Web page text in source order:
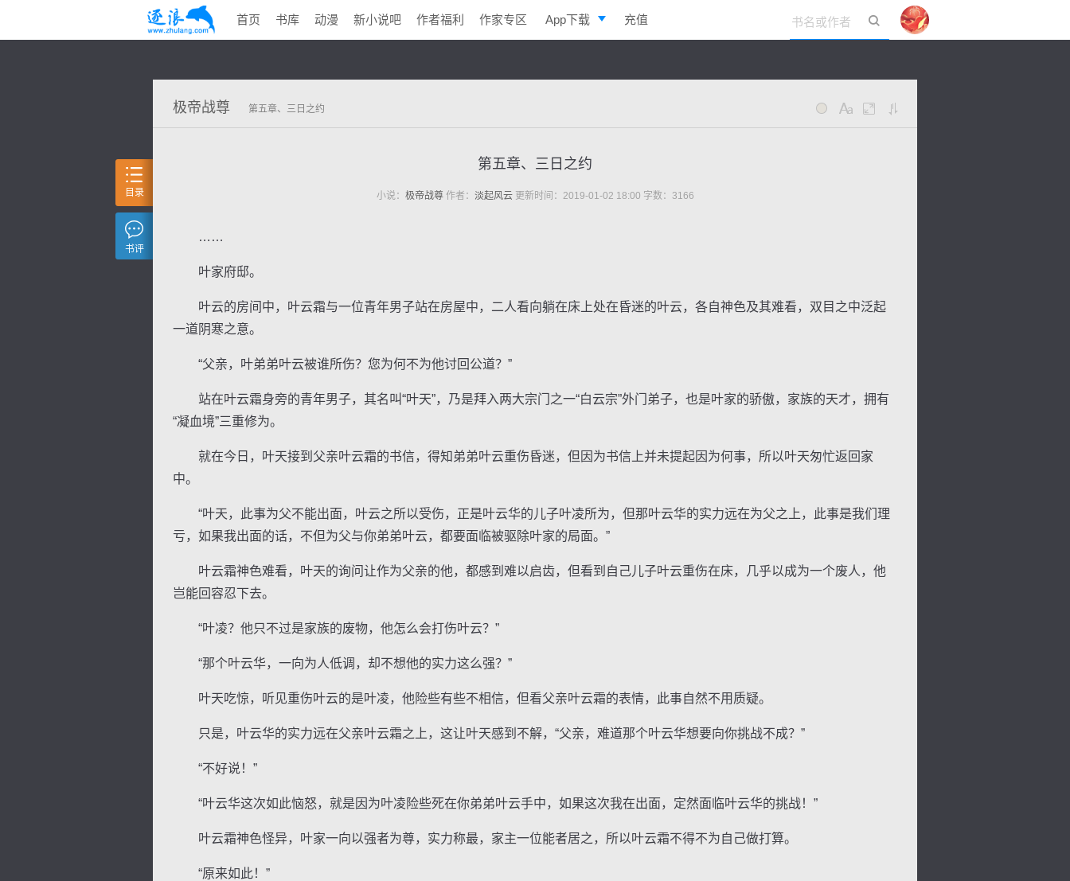
逐浪小说
首页 书库 动漫 新小说吧 作者福利 作家专区 App下载 充值
极帝战尊 第五章、三日之约
字 宽 滚
第五章、三日之约
小说： 极帝战尊作者： 淡起风云更新时间：2019-01-02 18:00 字数：3166
……
叶家府邸。
叶云的房间中，叶云霜与一位青年男子站在房屋中，二人看向躺在床上处在昏迷的叶云，各自神色及其难看，双目之中泛起
一道阴寒之意。
“父亲，叶弟弟叶云被谁所伤？您为何不为他讨回公道？”
站在叶云霜身旁的青年男子，其名叫“叶天”，乃是拜入两大宗门之一“白云宗”外门弟子，也是叶家的骄傲，家族的天才，拥有
“凝血境”三重修为。
就在今日，叶天接到父亲叶云霜的书信，得知弟弟叶云重伤昏迷，但因为书信上并未提起因为何事，所以叶天匆忙返回家
中。
“叶天，此事为父不能出面，叶云之所以受伤，正是叶云华的儿子叶凌所为，但那叶云华的实力远在为父之上，此事是我们理
亏，如果我出面的话，不但为父与你弟弟叶云，都要面临被驱除叶家的局面。”
叶云霜神色难看，叶天的询问让作为父亲的他，都感到难以启齿，但看到自己儿子叶云重伤在床，几乎以成为一个废人，他
岂能回容忍下去。
“叶凌？他只不过是家族的废物，他怎么会打伤叶云？”
“那个叶云华，一向为人低调，却不想他的实力这么强？”
叶天吃惊，听见重伤叶云的是叶凌，他险些有些不相信，但看父亲叶云霜的表情，此事自然不用质疑。
只是，叶云华的实力远在父亲叶云霜之上，这让叶天感到不解，“父亲，难道那个叶云华想要向你挑战不成？”
“不好说！”
“叶云华这次如此恼怒，就是因为叶凌险些死在你弟弟叶云手中，如果这次我在出面，定然面临叶云华的挑战！”
叶云霜神色怪异，叶家一向以强者为尊，实力称最，家主一位能者居之，所以叶云霜不得不为自己做打算。
“原来如此！”
目录
书评